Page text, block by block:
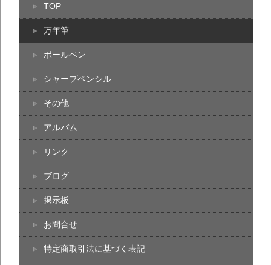
TOP
万年筆
ボールペン
シャープペンシル
その他
アルバム
リンク
ブログ
掲示板
お問合せ
特定商取引法に基づく表記